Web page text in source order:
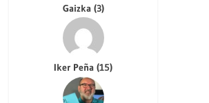
Gaizka (3)
Iker Peña(15)